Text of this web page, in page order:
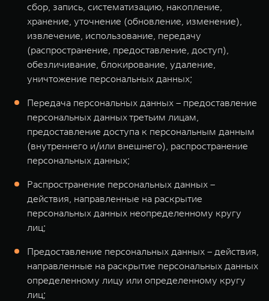
сбор, запись, систематизацию, накопление,
хранение, уточнение (обновление, изменение),
извлечение, использование, передачу
(распространение, предоставление, доступ),
обезличивание, блокирование, удаление,
уничтожение персональных данных;
Передача персональных данных – предоставление
персональных данных третьим лицам,
предоставление доступа к персональным данным
(внутреннего и/или внешнего), распространение
персональных данных;
Распространение персональных данных –
действия, направленные на раскрытие
персональных данных неопределенному кругу
лиц;
Предоставление персональных данных – действия,
направленные на раскрытие персональных данных
определенному лицу или определенному кругу
лиц;